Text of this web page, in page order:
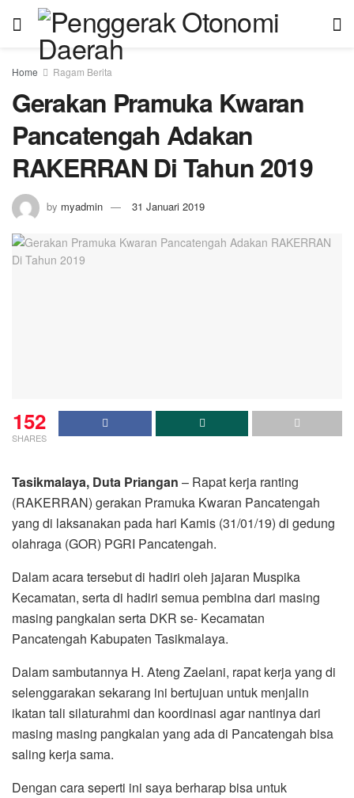
Home Ragam Berita
Gerakan Pramuka Kwaran
Pancatengah Adakan
RAKERRAN Di Tahun 2019
by myadmin 31 Januari 2019
152
SHARES
Tasikmalaya, Duta Priangan – Rapat kerja ranting
(RAKERRAN) gerakan Pramuka Kwaran Pancatengah
yang di laksanakan pada hari Kamis (31/01/19) di gedung
olahraga (GOR) PGRI Pancatengah.
Dalam acara tersebut di hadiri oleh jajaran Muspika
Kecamatan, serta di hadiri semua pembina dari masing
masing pangkalan serta DKR se- Kecamatan
Pancatengah Kabupaten Tasikmalaya.
Dalam sambutannya H. Ateng Zaelani, rapat kerja yang di
selenggarakan sekarang ini bertujuan untuk menjalin
ikatan tali silaturahmi dan koordinasi agar nantinya dari
masing masing pangkalan yang ada di Pancatengah bisa
saling kerja sama.
Dengan cara seperti ini saya berharap bisa untuk